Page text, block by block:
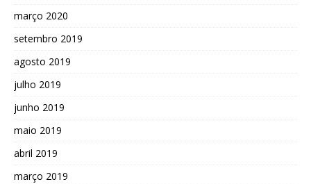
março 2020
setembro 2019
agosto 2019
julho 2019
junho 2019
maio 2019
abril 2019
março 2019